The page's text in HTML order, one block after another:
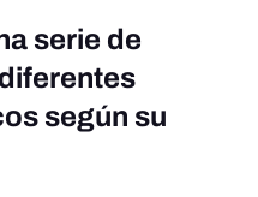
serie de
según su